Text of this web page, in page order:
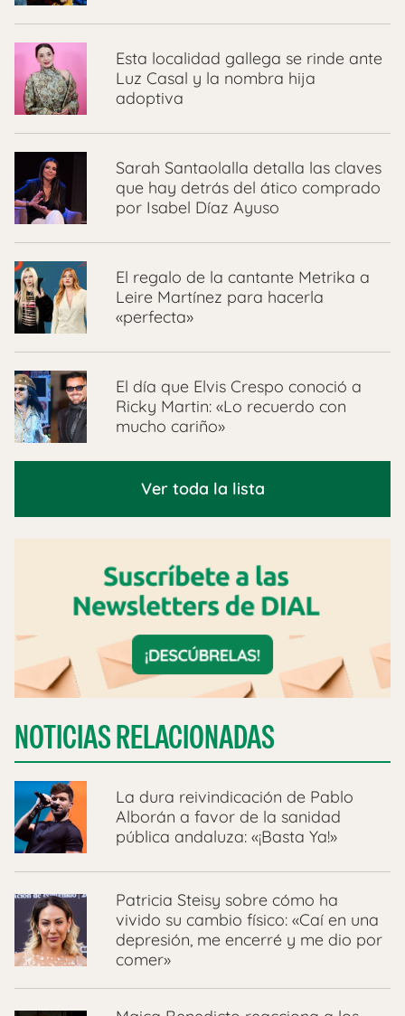
Esta localidad gallega se rinde ante
Luz Casal y la nombra hija
adoptiva
Sarah Santaolalla detalla las claves
que hay detrás del ático comprado
por Isabel Díaz Ayuso
El regalo de la cantante Metrika a
Leire Martínez para hacerla
«perfecta»
El día que Elvis Crespo conoció a
Ricky Martin: «Lo recuerdo con
mucho cariño»
Ver toda la lista
NOTICIAS RELACIONADAS
La dura reivindicación de Pablo
Alborán a favor de la sanidad
pública andaluza: «¡Basta Ya!»
Patricia Steisy sobre cómo ha
vivido su cambio físico: «Caí en una
depresión, me encerré y me dio por
comer»